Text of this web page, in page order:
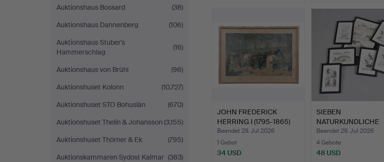
Auktionshaus Bossard
(38)
Auktionshaus Dannenberg
(106)
Auktionshaus Stuber's
Hammerschlag
(16)
Auktionshaus von Brühl
(96)
Auktionshuset Kolonn
(10.727)
Auktionshuset STO Bohuslän
(670)
Auktionshuset Thelin & Johansson (3.155)
Auktionshuset Thörner & Ek
(795)
Auktionskammaren Sydost Kalmar (383)
JOHN FREDERICK
HERRING I (1795-1865)
FORES…
Beendet 29. Jul 2026
1 Gebot
34 USD
SIEBEN
NATURKUNDLICHE
DRUCKE (7).
Beendet 29. Jul 2026
4 Gebote
48 USD